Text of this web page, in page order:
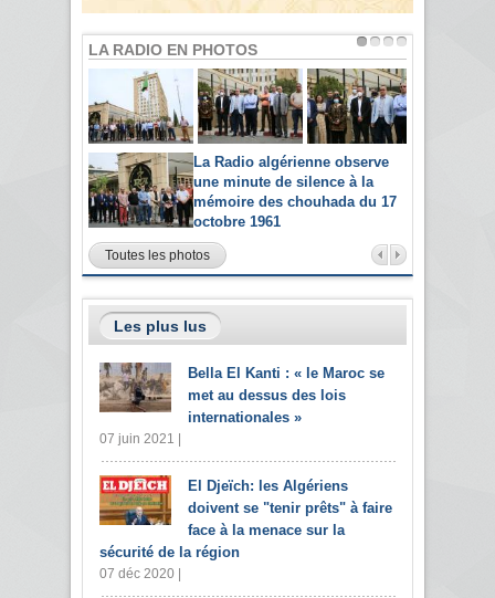
LA RADIO EN PHOTOS
La Radio algérienne observe
une minute de silence à la
mémoire des chouhada du 17
octobre 1961
Toutes les photos
Les plus lus
Bella El Kanti : « le Maroc se
met au dessus des lois
internationales »
07 juin 2021 |
El Djeïch: les Algériens
doivent se "tenir prêts" à faire
face à la menace sur la
sécurité de la région
07 déc 2020 |